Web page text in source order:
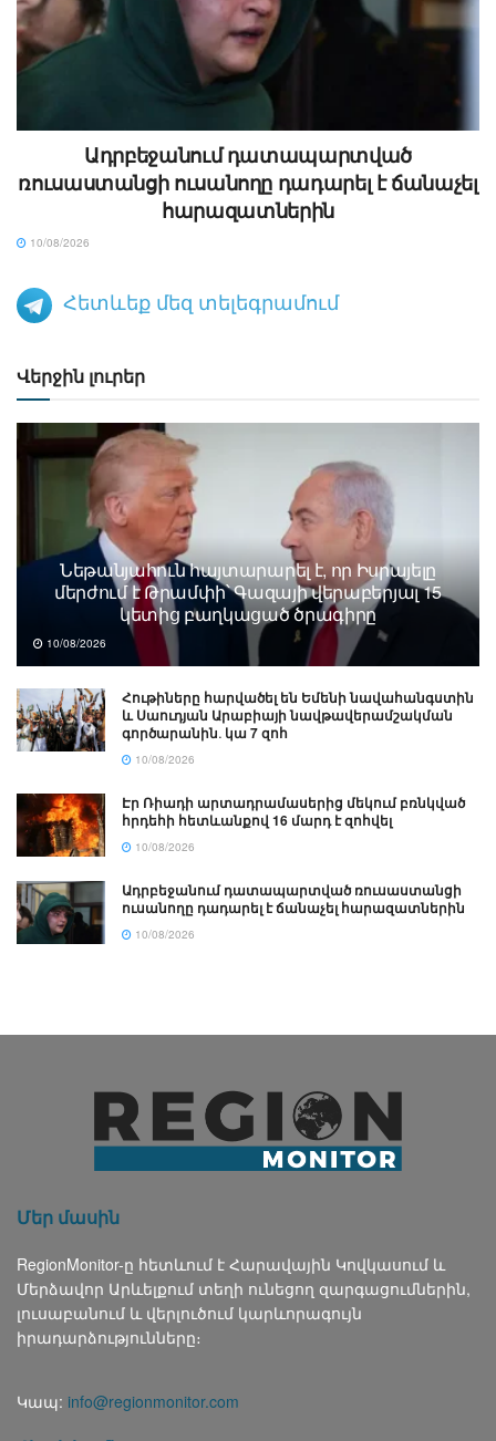
Ադրբեջանում դատապարտված
ռուսաստանցի ուսանողը դադարել է ճանաչել
հարազատներին
10/08/2026
Հետևեք մեզ տելեգրամում
Վերջին լուրեր
Նեթանյահուն հայտարարել է, որ Իսրայելը
մերժում է Թրամփի՝ Գազայի վերաբերյալ 15
կետից բաղկացած ծրագիրը
10/08/2026
Հութիները հարվածել են Եմենի նավահանգստին
և Սաուդյան Արաբիայի նավթավերամշակման
գործարանին․ կա 7 զոհ
10/08/2026
Էր Ռիադի արտադրամասերից մեկում բռնկված
հրդեհի հետևանքով 16 մարդ է զոհվել
10/08/2026
Ադրբեջանում դատապարտված ռուսաստանցի
ուսանողը դադարել է ճանաչել հարազատներին
10/08/2026
Մեր մասին
RegionMonitor-ը հետևում է Հարավային Կովկասում և
Մերձավոր Արևելքում տեղի ունեցող զարգացումներին,
լուսաբանում և վերլուծում կարևորագույն
իրադարձությունները։
Կապ: info@regionmonitor.com